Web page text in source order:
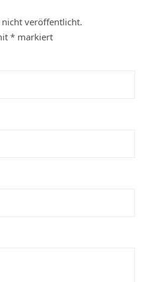
nicht veröffentlicht.
* markiert